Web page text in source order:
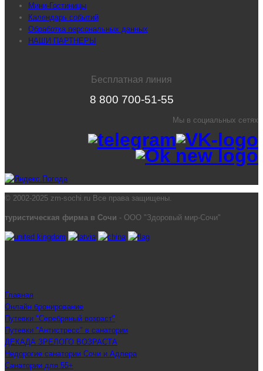
Мини-Гостиницы
Календарь событий
Обработка персональных данных
НАШИ ПАРТНЕРЫ
Бесплатная линия
8 800 700-51-55
Мы в социальных сетях
© 2002-2025 zm-sochi.ru Все права защищены.
туристическая фирма в Сочи - ООО "Здоровый мир-Сочи"
Главная
Онлайн бронирование
Путевки "Серебряный возраст"
Путевки "Антистресс" в санатории
ДЕКАДА ЗРЕЛОГО ВОЗРАСТА
Недорогие санатории Сочи и Адлера
Санатории для 55+